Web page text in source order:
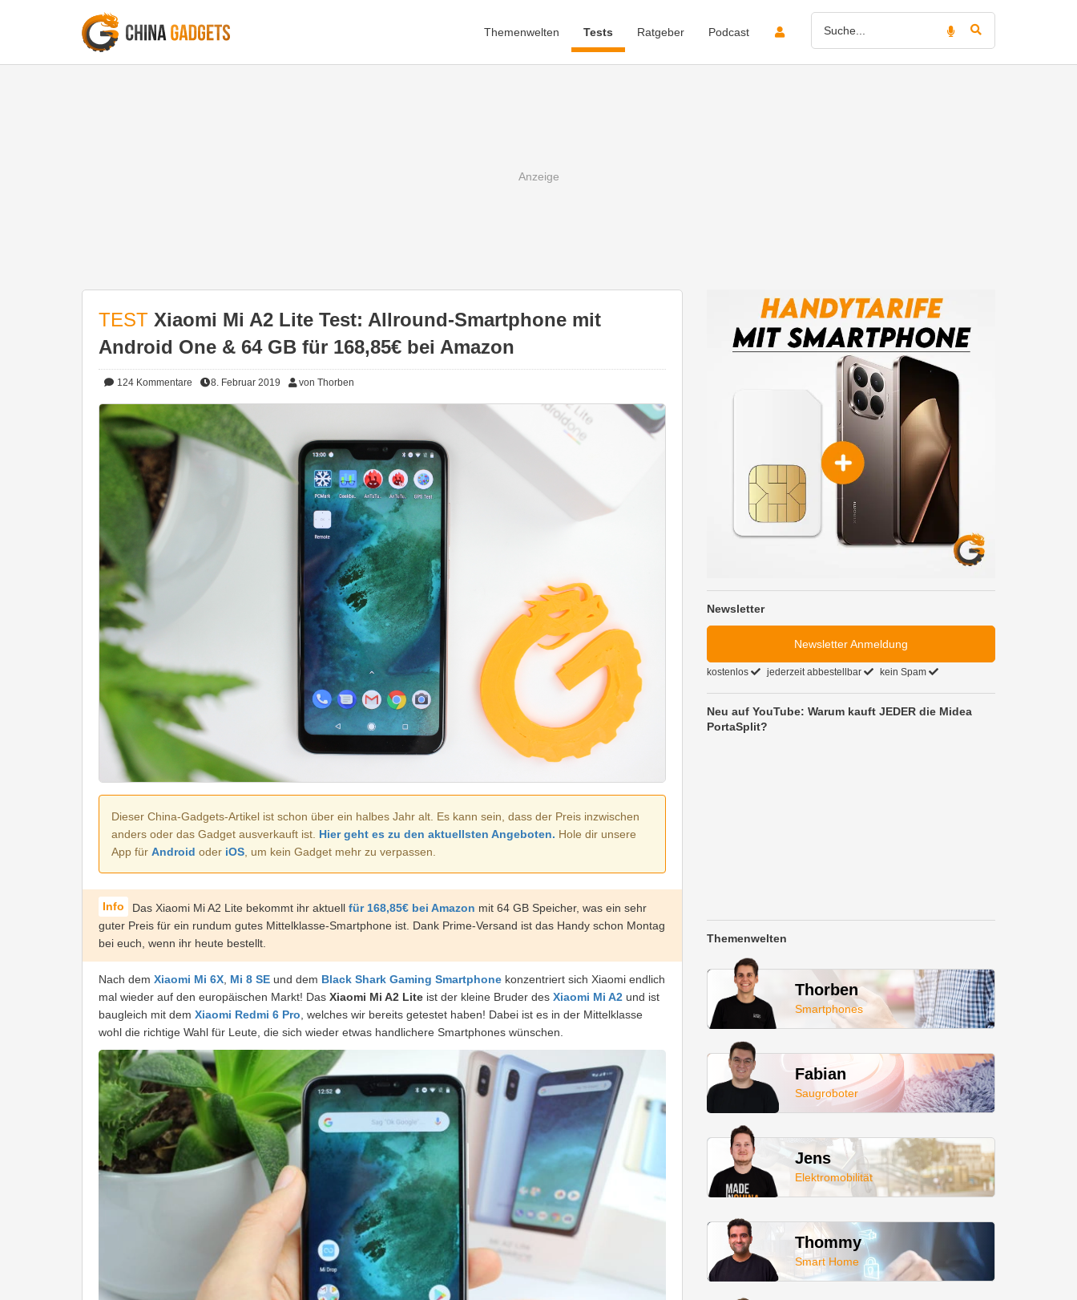
Themenwelten Tests Ratgeber Podcast
TEST Xiaomi Mi A2 Lite Test: Allround-Smartphone mit
Android One & 64 GB für 168,85€ bei Amazon
124 Kommentare 8. Februar 2019 von Thorben
Dieser China-Gadgets-Artikel ist schon über ein halbes Jahr alt. Es kann sein, dass der Preis inzwischen
anders oder das Gadget ausverkauft ist. Hier geht es zu den aktuellsten Angeboten. Hole dir unsere
App für Android oder iOS , um kein Gadget mehr zu verpassen.
Das Xiaomi Mi A2 Lite bekommt ihr aktuell für 168,85€ bei Amazon mit 64 GB Speicher, was ein sehr
guter Preis für ein rundum gutes Mittelklasse-Smartphone ist. Dank Prime-Versand ist das Handy schon Montag
bei euch, wenn ihr heute bestellt.
Nach dem Xiaomi Mi 6X Mi 8 SE und dem Black Shark Gaming Smartphone konzentriert sich Xiaomi endlich
mal wieder auf den europäischen Markt! Das Xiaomi Mi A2 Lite ist der kleine Bruder des Xiaomi Mi A2 und ist
baugleich mit dem Xiaomi Redmi 6 Pro , welches wir bereits getestet haben! Dabei ist es in der Mittelklasse
wohl die richtige Wahl für Leute, die sich wieder etwas handlichere Smartphones wünschen.
Newsletter
Newsletter Anmeldung
kostenlos jederzeit abbestellbar kein Spam
Neu auf YouTube: Warum kauft JEDER die Midea
PortaSplit?
Themenwelten
Thorben
Smartphones
Fabian
Saugroboter
Jens
Elektromobilität
Thommy
Smart Home